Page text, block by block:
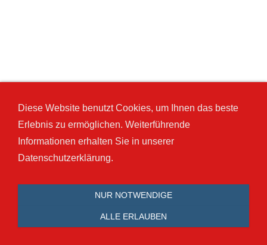
Diese Website benutzt Cookies, um Ihnen das beste
Erlebnis zu ermöglichen. Weiterführende
Informationen erhalten Sie in unserer
Datenschutzerklärung.
NUR NOTWENDIGE
ALLE ERLAUBEN